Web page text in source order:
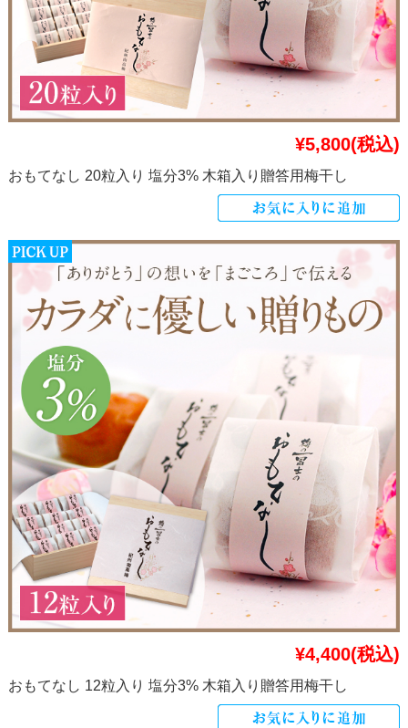
¥5,800(税込)
おもてなし 20粒入り 塩分3% 木箱入り贈答用梅干し
¥4,400(税込)
おもてなし 12粒入り 塩分3% 木箱入り贈答用梅干し